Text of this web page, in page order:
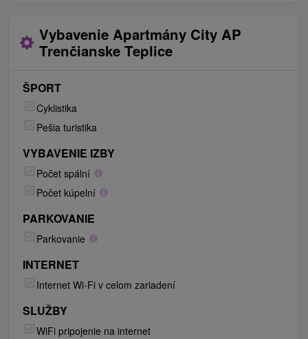
Vybavenie Apartmány City AP
Trenčianske Teplice
ŠPORT
Cyklistika
Pešia turistika
VYBAVENIE IZBY
Počet spální
Počet kúpelní
PARKOVANIE
Parkovanie
INTERNET
Internet Wi-Fi v celom zariadení
SLUŽBY
WiFi pripojenie na internet